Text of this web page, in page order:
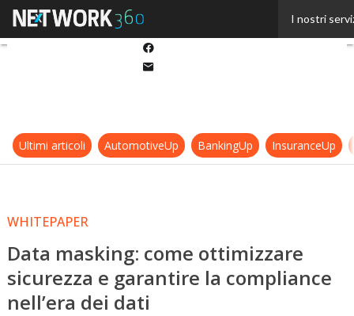
I nostri
Ultimi articoli AutomotiveUp BankingUp InsuranceUp
WHITEPAPER
Data masking: come ottimizzare
sicurezza e garantire la compliance
nell’era dei dati